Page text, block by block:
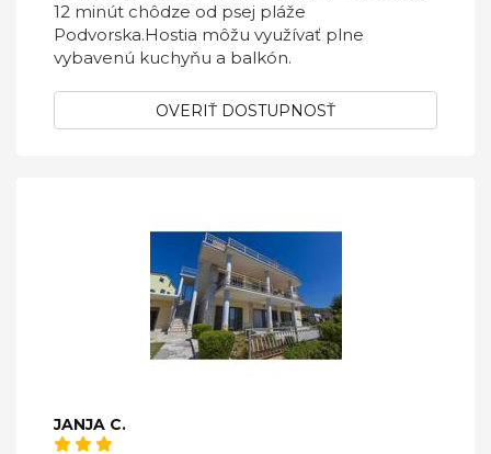
12 minút chôdze od psej pláže
Podvorska.Hostia môžu využívať plne
vybavenú kuchyňu a balkón.
OVERIŤ DOSTUPNOSŤ
JANJA C.